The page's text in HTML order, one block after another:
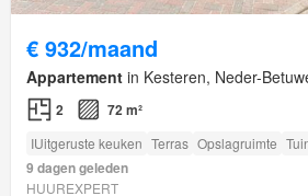
€ 932/maand
Appartement in Kesteren, Neder-
2 72 m²
IUitgeruste keuken Terras Opslagruimte
9 dagen geleden
HUUREXPERT